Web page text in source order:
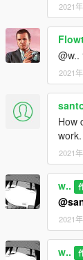
2021
2021
How
2021
w..
2021
w..